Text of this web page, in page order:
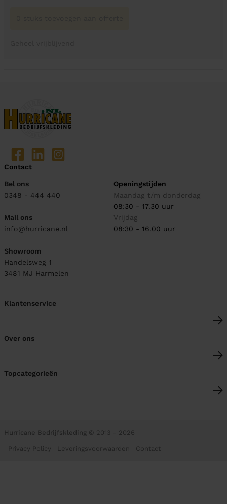
Contact
Bel ons
0348 - 444 440
Mail ons
info@hurricane.nl
Showroom
Handelsweg 1
3481 MJ Harmelen
Openingstijden
Maandag t/m donderdag
08:30 - 17.30 uur
Vrijdag
08:30 - 16.00 uur
Klantenservice
Over ons
Topcategorieën
Hurricane Bedrijfskleding © 2013 - 2026
Privacy Policy Leveringsvoorwaarden Contact